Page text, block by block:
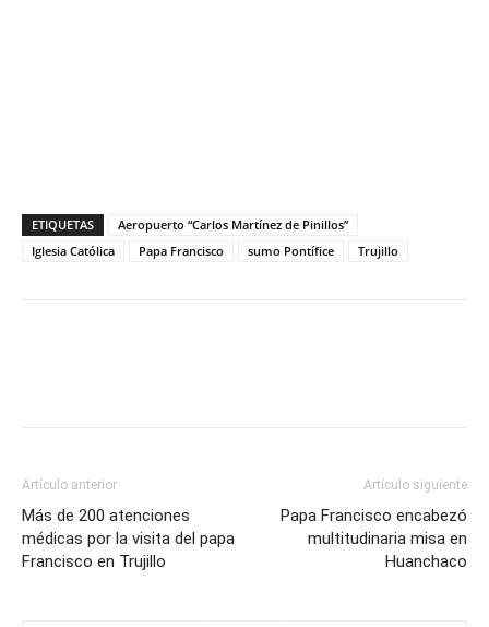
ETIQUETAS
Aeropuerto “Carlos Martínez de Pinillos”
Iglesia Católica
Papa Francisco sumo Pontífice Trujillo
Artículo anterior
Más de 200 atenciones
médicas por la visita del papa
Francisco en Trujillo
Artículo siguiente
Papa Francisco encabezó
multitudinaria misa en
Huanchaco